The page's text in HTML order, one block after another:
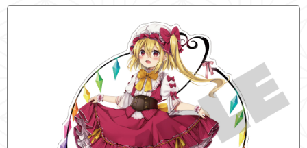
トレーディングカード